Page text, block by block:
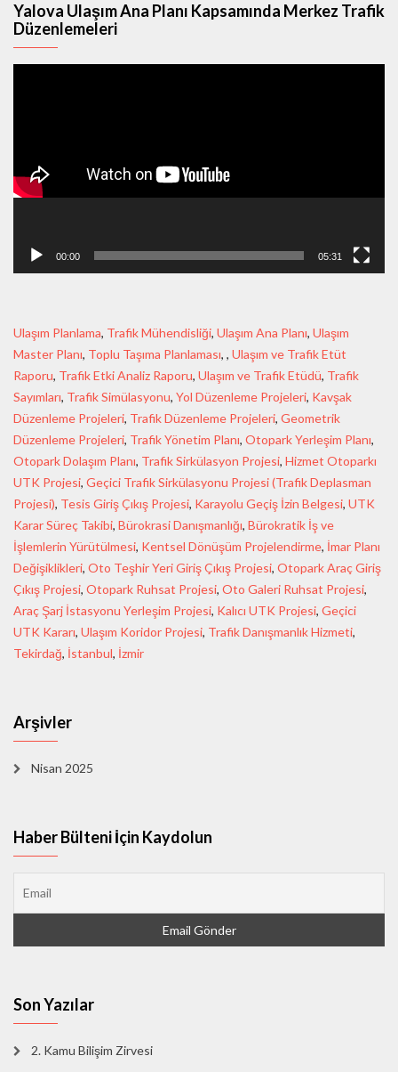
Yalova Ulaşım Ana Planı Kapsamında Merkez Trafik
Düzenlemeleri
00:00 05:31
Ulaşım Planlama, Trafik Mühendisliği, Ulaşım Ana Planı, Ulaşım
Master Planı, Toplu Taşıma Planlaması, , Ulaşım ve Trafik Etüt
Raporu, Trafik Etki Analiz Raporu, Ulaşım ve Trafik Etüdü, Trafik
Sayımları, Trafik Simülasyonu, Yol Düzenleme Projeleri, Kavşak
Düzenleme Projeleri, Trafik Düzenleme Projeleri, Geometrik
Düzenleme Projeleri, Trafik Yönetim Planı, Otopark Yerleşim Planı,
Otopark Dolaşım Planı, Trafik Sirkülasyon Projesi, Hizmet Otoparkı
UTK Projesi, Geçici Trafik Sirkülasyonu Projesi (Trafik Deplasman
Projesi), Tesis Giriş Çıkış Projesi, Karayolu Geçiş İzin Belgesi, UTK
Karar Süreç Takibi, Bürokrasi Danışmanlığı, Bürokratik İş ve
İşlemlerin Yürütülmesi, Kentsel Dönüşüm Projelendirme, İmar Planı
Değişiklikleri, Oto Teşhir Yeri Giriş Çıkış Projesi, Otopark Araç Giriş
Çıkış Projesi, Otopark Ruhsat Projesi, Oto Galeri Ruhsat Projesi,
Araç Şarj İstasyonu Yerleşim Projesi, Kalıcı UTK Projesi, Geçici
UTK Kararı, Ulaşım Koridor Projesi, Trafik Danışmanlık Hizmeti,
Tekirdağ, İstanbul, İzmir
Arşivler
Nisan 2025
Haber Bülteni İçin Kaydolun
Son Yazılar
2. Kamu Bilişim Zirvesi